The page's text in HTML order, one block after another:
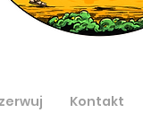
Kontakt